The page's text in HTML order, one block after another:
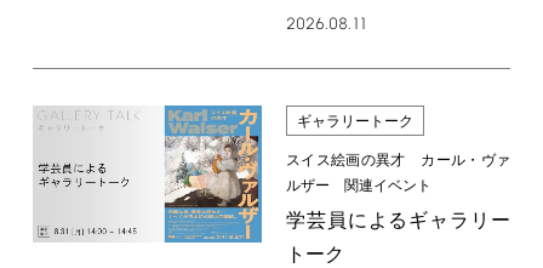
2026.08.11
ギャラリートーク
スイス絵画の異才 カール・ヴァ
ルザー 関連イベント
学芸員によるギャラリー
トーク